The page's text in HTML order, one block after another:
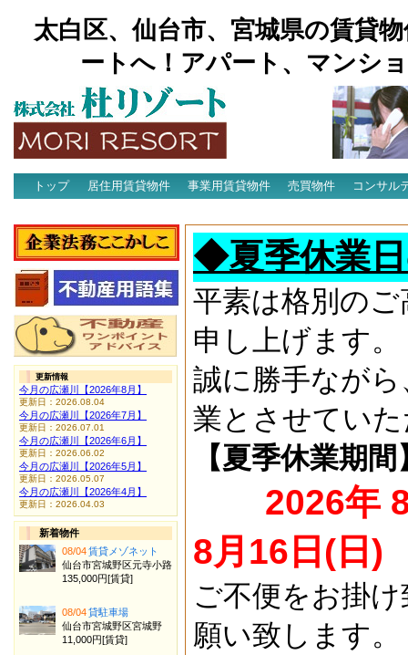
太白区、仙台市、宮城県の賃貸
ートへ！アパート、マンシ
トップ 居住用賃貸物件 事業用賃貸物件 売買物件
コンサル
◆夏季休業
平素は格別の
申し上げます。
誠に勝手なが
業とさせてい
【夏季休業期間
2026年
8月16日(日)
ご不便をお掛
願い致します。
更新情報
今月の広瀬川【2026年8月】
更新日：2026.08.04
今月の広瀬川【2026年7月】
更新日：2026.07.01
今月の広瀬川【2026年6月】
更新日：2026.06.02
今月の広瀬川【2026年5月】
更新日：2026.05.07
今月の広瀬川【2026年4月】
更新日：2026.04.03
新着物件
08/04賃貸メゾネット
仙台市宮城野区元寺小路
135,000円[賃貸]
08/04貸駐車場
仙台市宮城野区宮城野
11,000円[賃貸]